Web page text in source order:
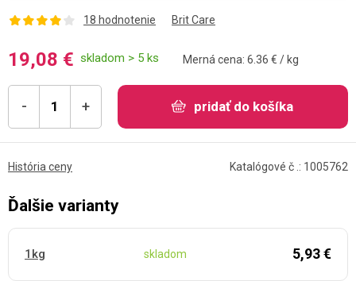
18 hodnotenie Brit Care
19,08 € skladom > 5 ks Merná cena: 6.36 € / kg
- + pridať do košíka
História ceny Katalógové č .: 1005762
Ďalšie varianty
1kg skladom 5,93 €